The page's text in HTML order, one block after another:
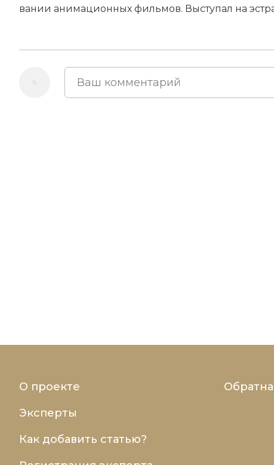
ва­нии ани­мационных филь­мов. Вы­сту­пал на
О проекте
Эксперты
Как добавить статью?